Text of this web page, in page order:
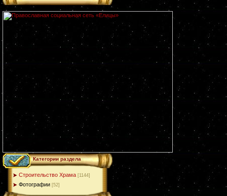
Категории раздела
Строительство Храма [1144]
Фотографии [52]